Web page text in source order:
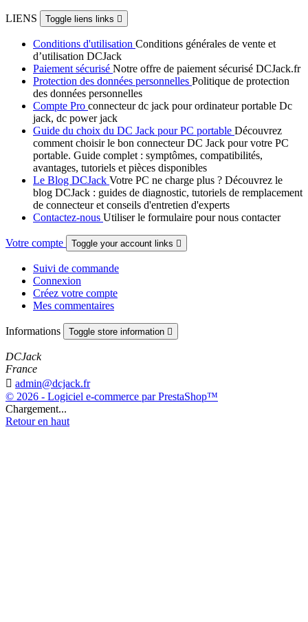
LIENS Toggle liens links 
Conditions d'utilisation Conditions générales de vente et
d’utilisation DCJack
Paiement sécurisé Notre offre de paiement sécurisé DCJack.fr
Protection des données personnelles Politique de protection
des données personnelles
Compte Pro connecteur dc jack pour ordinateur portable Dc
jack, dc power jack
Guide du choix du DC Jack pour PC portable Découvrez
comment choisir le bon connecteur DC Jack pour votre PC
portable. Guide complet : symptômes, compatibilités,
avantages, tutoriels et pièces disponibles
Le Blog DCJack Votre PC ne charge plus ? Découvrez le
blog DCJack : guides de diagnostic, tutoriels de remplacement
de connecteur et conseils d'entretien d'experts
Contactez-nous Utiliser le formulaire pour nous contacter
Votre compte Toggle your account links 
Suivi de commande
Connexion
Créez votre compte
Mes commentaires
Informations Toggle store information 
DCJack
France
 admin@dcjack.fr
© 2026 - Logiciel e-commerce par PrestaShop™
Chargement...
Retour en haut